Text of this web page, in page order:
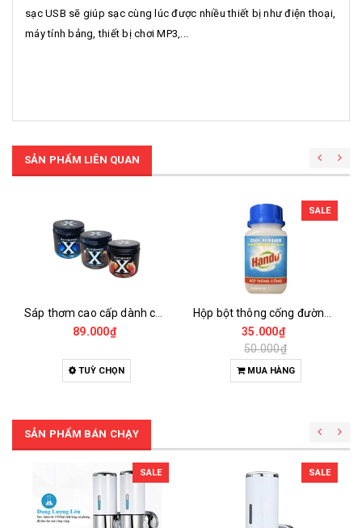
sạc USB sẽ giúp sạc cùng lúc được nhiều thiết bị như điện thoại,
máy tính bảng, thiết bị chơi MP3,...
SẢN PHẨM LIÊN QUAN
89.000₫
TUỲ CHỌN
SALE
35.000₫
50.000₫
MUA HÀNG
SẢN PHẨM BÁN CHẠY
SALE SALE